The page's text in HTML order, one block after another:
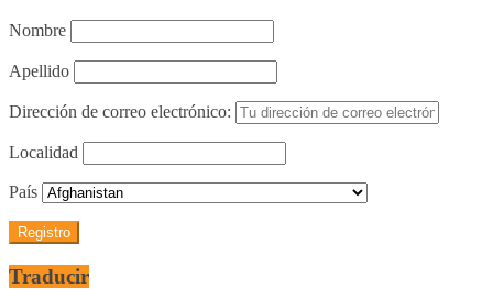
Nombre
Apellido
Dirección de correo electrónico:
Localidad
País
Traducir